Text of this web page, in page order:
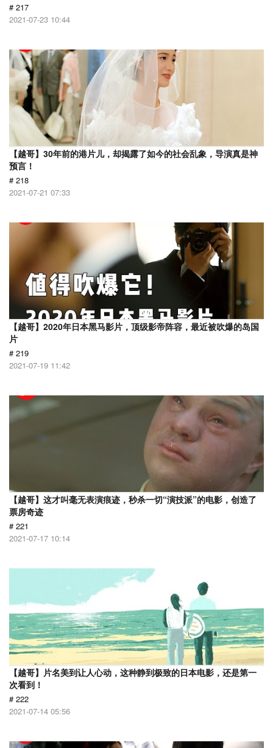
# 217
2021-07-23 10:44
【越哥】30年前的港片儿，却揭露了如今的社会乱象，导演真是神
预言！
# 218
2021-07-21 07:33
【越哥】2020年日本黑马影片，顶级影帝阵容，最近被吹爆的岛国
片
# 219
2021-07-19 11:42
【越哥】这才叫毫无表演痕迹，秒杀一切“演技派”的电影，创造了
票房奇迹
# 221
2021-07-17 10:14
【越哥】片名美到让人心动，这种静到极致的日本电影，还是第一
次看到！
# 222
2021-07-14 05:56